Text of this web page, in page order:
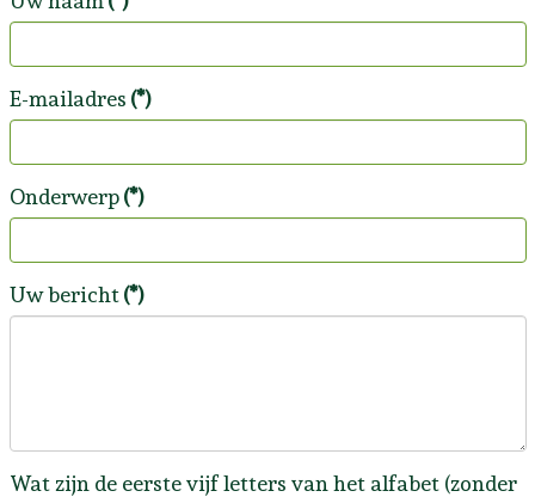
E-mailadres (*)
Onderwerp (*)
Uw bericht (*)
Wat zijn de eerste vijf letters van het alfabet (zonder